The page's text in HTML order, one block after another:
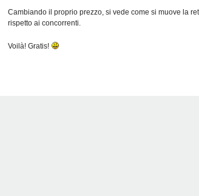
Cambiando il proprio prezzo, si vede come si muove la
rispetto ai concorrenti.
Voilà! Gratis!